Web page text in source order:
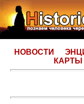
НОВОСТИ
КАРТЫ